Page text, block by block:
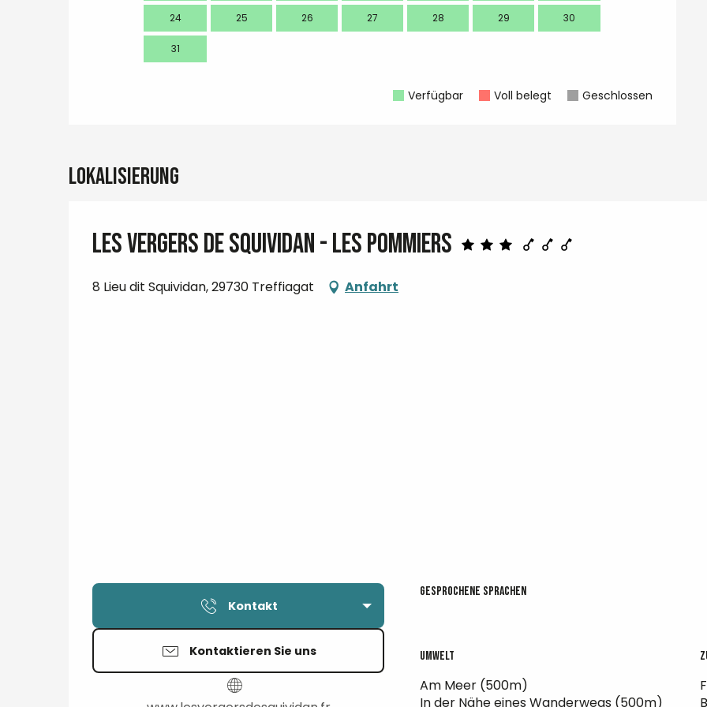
24 25 26 27 28 29 30
31
Verfügbar Voll belegt Geschlossen
Lokalisierung
LES VERGERS DE SQUIVIDAN - Les pommiers
8 Lieu dit Squividan, 29730 Treffiagat Anfahrt
Kontakt
Kontaktieren Sie uns
Gesprochene Sprachen
Gesprochene Sprachen
Umwelt
Umwelt
Am Meer (500m)
In der Nähe eines Wanderwegs (500m)